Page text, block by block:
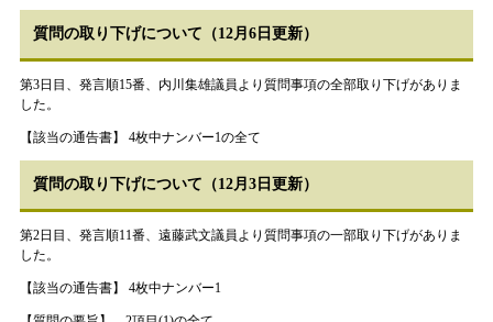
質問の取り下げについて（12月6日更新）
第3日目、発言順15番、内川集雄議員より質問事項の全部取り下げがありま
した。
【該当の通告書】 4枚中ナンバー1の全て
質問の取り下げについて（12月3日更新）
第2日目、発言順11番、遠藤武文議員より質問事項の一部取り下げがありま
した。
【該当の通告書】 4枚中ナンバー1